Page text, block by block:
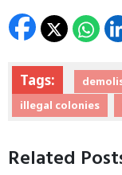
Tags:
illegal colonies
Related